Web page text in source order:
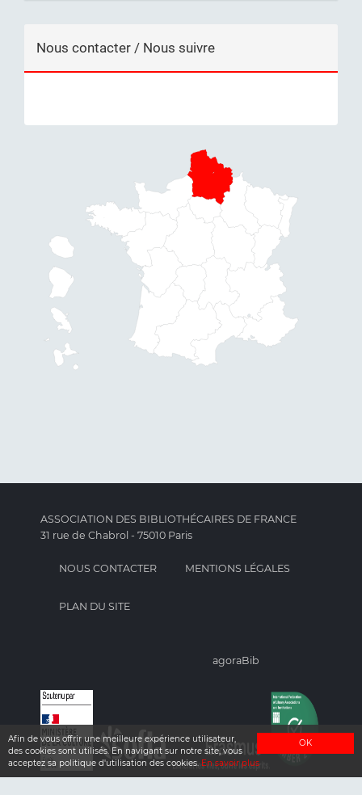
OK
Afin de vous offrir une meilleure expérience utilisateur,
des cookies sont utilisés. En navigant sur notre site, vous
acceptez sa politique d'utilisation des cookies. En savoir plus
Nous contacter / Nous suivre
ASSOCIATION DES BIBLIOTHÉCAIRES DE FRANCE
31 rue de Chabrol - 75010 Paris
NOUS CONTACTER MENTIONS LÉGALES
PLAN DU SITE
agoraBib